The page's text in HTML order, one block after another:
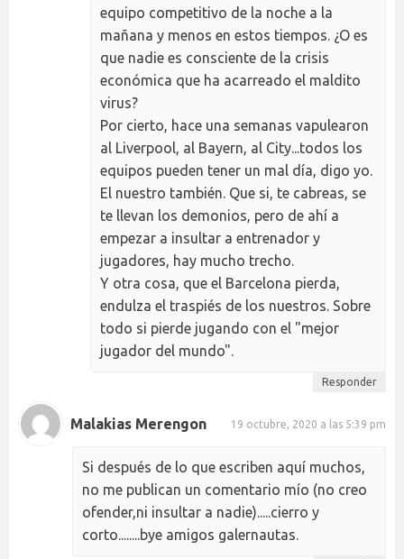
equipo competitivo de la noche a la
mañana y menos en estos tiempos. ¿O es
que nadie es consciente de la crisis
económica que ha acarreado el maldito
virus?
Por cierto, hace una semanas vapulearon
al Liverpool, al Bayern, al City...todos los
equipos pueden tener un mal día, digo yo.
El nuestro también. Que si, te cabreas, se
te llevan los demonios, pero de ahí a
empezar a insultar a entrenador y
jugadores, hay mucho trecho.
Y otra cosa, que el Barcelona pierda,
endulza el traspiés de los nuestros. Sobre
todo si pierde jugando con el "mejor
jugador del mundo".
Responder
Malakias Merengon 19 octubre, 2020 a las 5:39 pm
Si después de lo que escriben aquí muchos,
no me publican un comentario mío (no creo
ofender,ni insultar a nadie).....cierro y
corto........bye amigos galernautas.